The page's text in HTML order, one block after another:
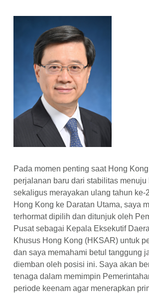
Pada momen penting saat Hong
perjalanan baru dari stabilitas menuju
sekaligus merayakan ulang tahun ke-
Hong Kong ke Daratan Utama, saya
terhormat dipilih dan ditunjuk oleh
Pusat sebagai Kepala Eksekutif
Khusus Hong Kong (HKSAR) untuk
dan saya memahami betul tanggung
diemban oleh posisi ini. Saya akan
tenaga dalam memimpin
periode keenam agar menerapkan